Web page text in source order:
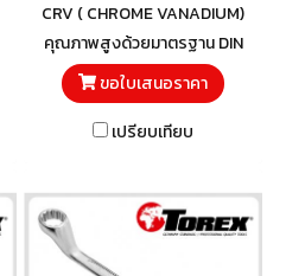
CRV ( CHROME VANADIUM)
คุณภาพสูงด้วยมาตรฐาน DIN
838 และวัสดุโครมวานาเดียม
ขอใบเสนอราคา
เปรียบเทียบ